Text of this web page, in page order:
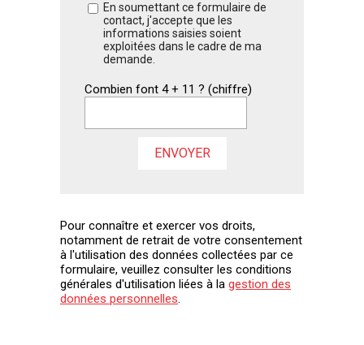
En soumettant ce formulaire de
contact, j'accepte que les
informations saisies soient
exploitées dans le cadre de ma
demande.
Combien font 4 + 11 ? (chiffre)
Pour connaître et exercer vos droits,
notamment de retrait de votre consentement
à l'utilisation des données collectées par ce
formulaire, veuillez consulter les conditions
générales d'utilisation liées à la gestion des
données personnelles.